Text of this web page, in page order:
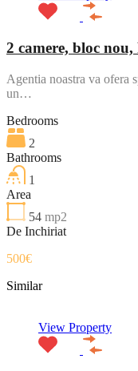
2 camere, bloc nou,
Agentia noastra va ofera
un…
Bedrooms
2
Bathrooms
1
Area
54 mp2
De Inchiriat
500€
Similar
View Property